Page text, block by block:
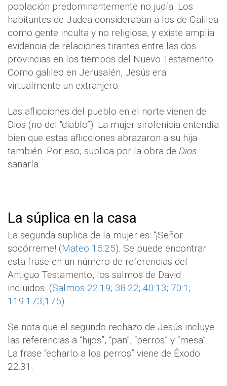
población predominantemente no judía. Los
habitantes de Judea consideraban a los de Galilea
como gente inculta y no religiosa, y existe amplia
evidencia de relaciones tirantes entre las dos
provincias en los tiempos del Nuevo Testamento.
Como galileo en Jerusalén, Jesús era
virtualmente un extranjero.
Las aflicciones del pueblo en el norte vienen de
Dios (no del “diablo”). La mujer sirofenicia entendía
bien que estas aflicciones abrazaron a su hija
también. Por eso, suplica por la obra de Dios
sanarla.
La súplica en la casa
La segunda suplica de la mujer es: “¡Señor
socórreme! (Mateo 15:25). Se puede encontrar
esta frase en un número de referencias del
Antiguo Testamento, los salmos de David
incluidos. (Salmos 22:19; 38:22; 40:13; 70:1 ;
119:173,175).
Se nota que el segundo rechazo de Jesús incluye
las referencias a “hijos”, “pan”, “perros” y “mesa”.
La frase “echarlo a los perros” viene de Ėxodo
22:31.